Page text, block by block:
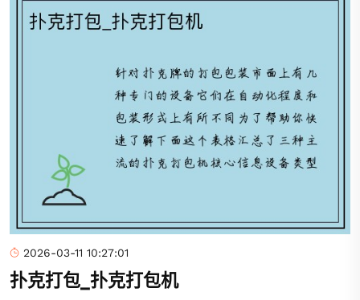
2026-03-11 10:27:01
扑克打包_扑克打包机